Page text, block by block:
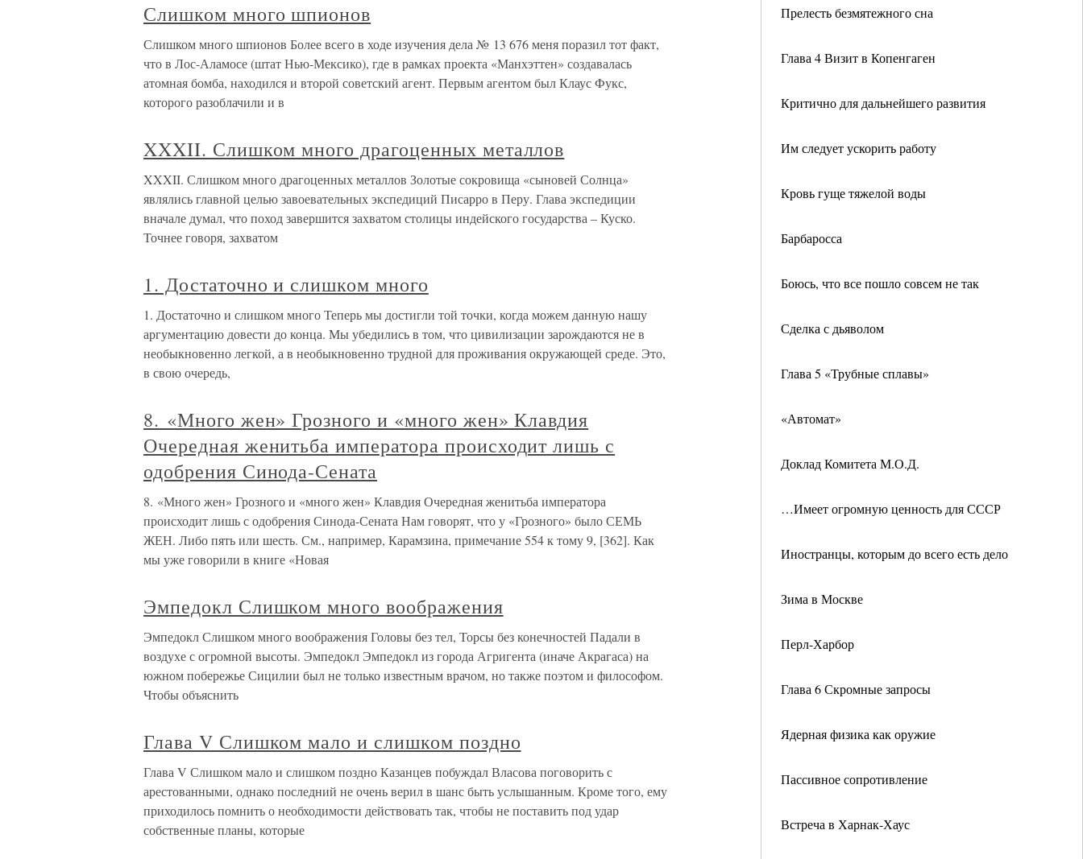
Прелесть безмятежного сна
Глава 4 Визит в Копенгаген
Критично для дальнейшего развития
Им следует ускорить работу
Кровь гуще тяжелой воды
Барбаросса
Боюсь, что все пошло совсем не так
Сделка с дьяволом
Глава 5 «Трубные сплавы»
«Автомат»
Доклад Комитета М.О.Д.
…Имеет огромную ценность для СССР
Иностранцы, которым до всего есть дело
Зима в Москве
Перл-Харбор
Глава 6 Скромные запросы
Ядерная физика как оружие
Пассивное сопротивление
Встреча в Харнак-Хаус
Слишком много шпионов
Слишком много шпионов Более всего в ходе изучения дела № 13 676 меня поразил тот факт,
что в Лос-Аламосе (штат Нью-Мексико), где в рамках проекта «Манхэттен» создавалась
атомная бомба, находился и второй советский агент. Первым агентом был Клаус Фукс,
которого разоблачили и в
XXXII. Слишком много драгоценных металлов
XXXII. Слишком много драгоценных металлов Золотые сокровища «сыновей Солнца»
являлись главной целью завоевательных экспедиций Писарро в Перу. Глава экспедиции
вначале думал, что поход завершится захватом столицы индейского государства – Куско.
Точнее говоря, захватом
1. Достаточно и слишком много
1. Достаточно и слишком много Теперь мы достигли той точки, когда можем данную нашу
аргументацию довести до конца. Мы убедились в том, что цивилизации зарождаются не в
необыкновенно легкой, а в необыкновенно трудной для проживания окружающей среде. Это,
в свою очередь,
8. «Много жен» Грозного и «много жен» Клавдия
Очередная женитьба императора происходит лишь с
одобрения Синода-Сената
8. «Много жен» Грозного и «много жен» Клавдия Очередная женитьба императора
происходит лишь с одобрения Синода-Сената Нам говорят, что у «Грозного» было СЕМЬ
ЖЕН. Либо пять или шесть. См., например, Карамзина, примечание 554 к тому 9, [362]. Как
мы уже говорили в книге «Новая
Эмпедокл Слишком много воображения
Эмпедокл Слишком много воображения Головы без тел, Торсы без конечностей Падали в
воздухе с огромной высоты. Эмпедокл Эмпедокл из города Агригента (иначе Акрагаса) на
южном побережье Сицилии был не только известным врачом, но также поэтом и философом.
Чтобы объяснить
Глава V Слишком мало и слишком поздно
Глава V Слишком мало и слишком поздно Казанцев побуждал Власова поговорить с
арестованными, однако последний не очень верил в шанс быть услышанным. Кроме того, ему
приходилось помнить о необходимости действовать так, чтобы не поставить под удар
собственные планы, которые